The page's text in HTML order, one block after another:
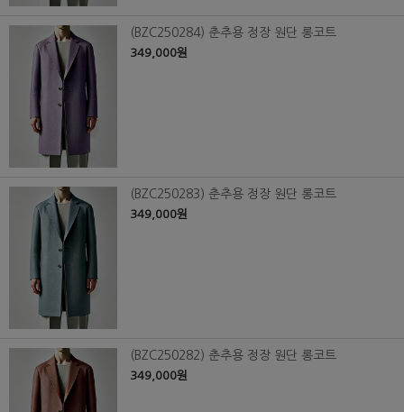
(BZC250284) 춘추용 정장 원단 롱코트
349,000원
(BZC250283) 춘추용 정장 원단 롱코트
349,000원
(BZC250282) 춘추용 정장 원단 롱코트
349,000원